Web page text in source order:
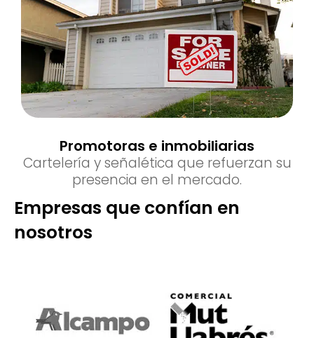
Promotoras e inmobiliarias
Cartelería y señalética que refuerzan su
presencia en el mercado.
Empresas que confían en
nosotros